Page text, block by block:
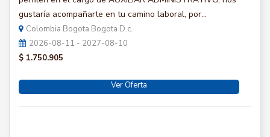
gustaría acompañarte en tu camino laboral, por...
Colombia Bogota Bogota D.c.
2026-08-11 - 2027-08-10
$ 1.750.905
Ver Oferta